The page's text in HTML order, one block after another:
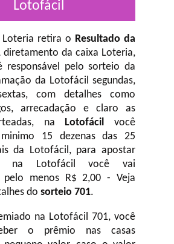
Lotofácil
retira o Resultado da
diretamento da caixa Loteria,
responsável pelo sorteio da
da Lotofácil segundas,
com detalhes como
arrecadação e claro as
na Lotofácil você
15 dezenas das 25
da Lotofácil, para apostar
na Lotofácil você vai
pelo menos R$ 2,00 - Veja
do sorteio 701.
na Lotofácil 701, você
o prêmio nas casas